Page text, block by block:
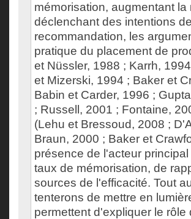
mémorisation, augmentant
déclenchant des intentions
recommandation, les
pratique du placement de
et Nüssler, 1988 ; Karrh,
et Mizerski, 1994 ; Baker et
Babin et Carder, 1996 ;
; Russell, 2001 ; Fontaine,
(Lehu et Bressoud, 2008 ;
Braun, 2000 ; Baker et
présence de l'acteur
taux de mémorisation, de
sources de l'efficacité. Tout
tenterons de mettre en
permettent d'expliquer le